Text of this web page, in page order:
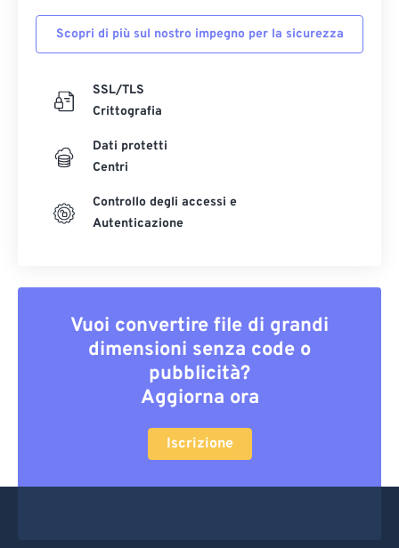
Scopri di più sul nostro impegno per la sicurezza
SSL/TLS
Crittografia
Dati protetti
Centri
Controllo degli accessi e
Autenticazione
Vuoi convertire file di grandi
dimensioni senza code o
pubblicità?
Aggiorna ora
Iscrizione